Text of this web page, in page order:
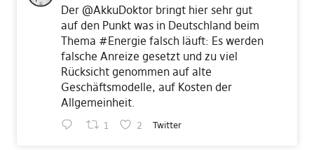
Der @AkkuDoktorbringt hier sehr gut
auf den Punkt was in Deutschland beim
Thema #Energie falsch läuft: Es werden
falsche Anreize gesetzt und zu viel
Rücksicht genommen auf alte
Geschäftsmodelle, auf Kosten der
Allgemeinheit.
1 2 Twitter